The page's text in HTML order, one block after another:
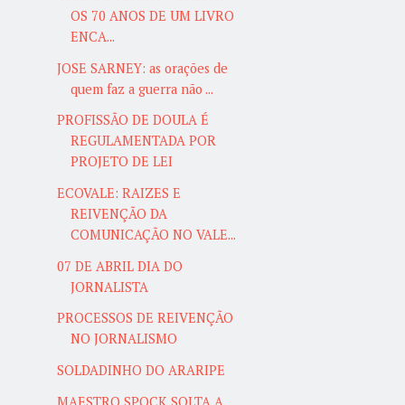
OS 70 ANOS DE UM LIVRO
ENCA...
JOSE SARNEY: as orações de
quem faz a guerra não ...
PROFISSÃO DE DOULA É
REGULAMENTADA POR
PROJETO DE LEI
ECOVALE: RAIZES E
REIVENÇÃO DA
COMUNICAÇÃO NO VALE...
07 DE ABRIL DIA DO
JORNALISTA
PROCESSOS DE REIVENÇÃO
NO JORNALISMO
SOLDADINHO DO ARARIPE
MAESTRO SPOCK SOLTA A